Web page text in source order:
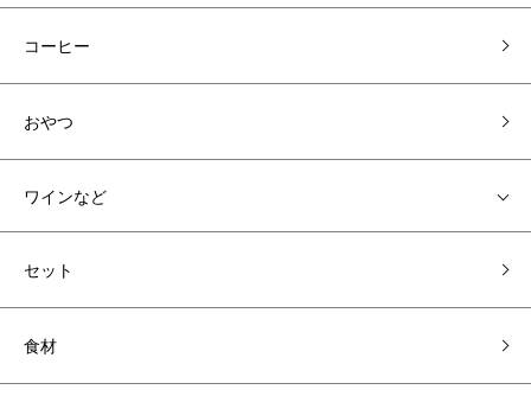
コーヒー
おやつ
ワインなど
セット
食材